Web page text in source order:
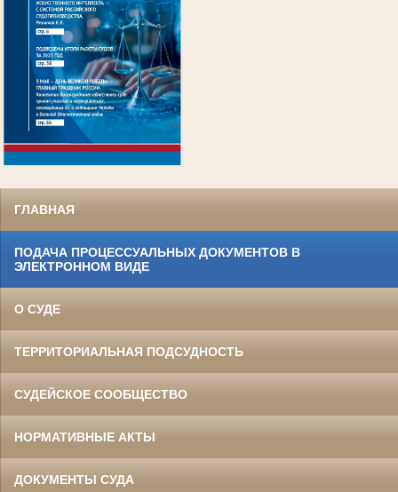
ГЛАВНАЯ
ПОДАЧА ПРОЦЕССУАЛЬНЫХ ДОКУМЕНТОВ В
ЭЛЕКТРОННОМ ВИДЕ
О СУДЕ
ТЕРРИТОРИАЛЬНАЯ ПОДСУДНОСТЬ
СУДЕЙСКОЕ СООБЩЕСТВО
НОРМАТИВНЫЕ АКТЫ
ДОКУМЕНТЫ СУДА